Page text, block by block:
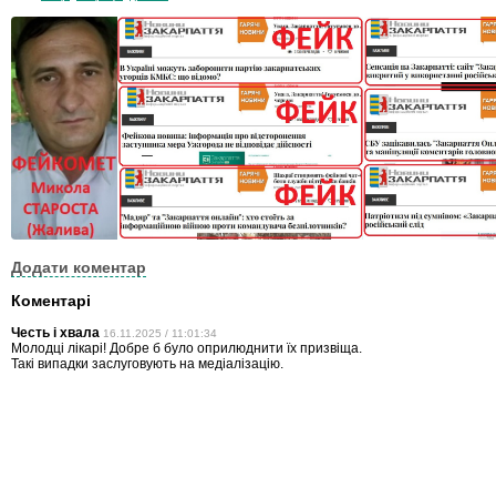
Додати коментар
Коментарі
Честь і хвала 16.11.2025 / 11:01:34
Молодці лікарі! Добре б було оприлюднити їх призвіща.
Такі випадки заслуговують на медіалізацію.